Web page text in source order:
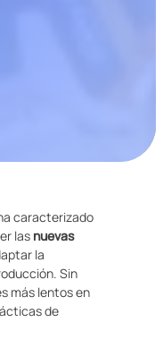
caracterizado
las nuevas
la
Sin
más lentos en
de